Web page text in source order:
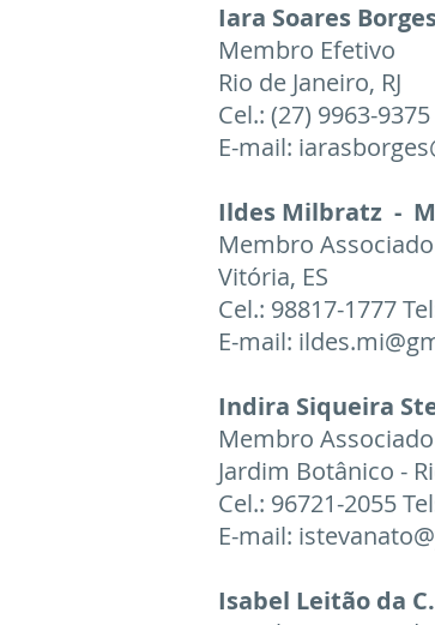
Iara Soares
Membro Efetivo
Rio de Janeiro, RJ
Cel.: (27) 9963-9375
E-mail:
Ildes Milbratz -
Membro Associado
Vitória, ES
Cel.: 98817-1777
E-mail:
Indira Siqueira
Membro Associado
Jardim Botânico -
Cel.: 96721-2055
E-mail:
Isabel Leitão da